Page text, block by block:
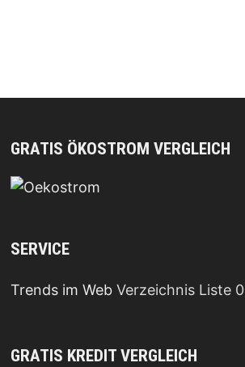
GRATIS ÖKOSTROM VERGLEICH
SERVICE
Trends im WebVerzeichnis Liste 0
GRATIS KREDIT VERGLEICH